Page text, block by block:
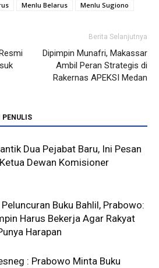
Menlu Belarus Menlu Sugiono
Berita Selanjutnya
Dipimpin Munafri, Makassar
Ambil Peran Strategis di
Rakernas APEKSI Medan
PENULIS
Dua Pejabat Baru, Ini Pesan
Dewan Komisioner
Buku Bahlil, Prabowo:
Harus Bekerja Agar Rakyat
Harapan
: Prabowo Minta Buku